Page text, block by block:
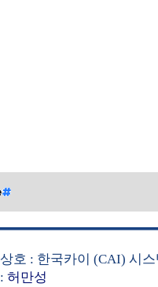
상호 : 한국카이 (CAI) 시
: 허만성